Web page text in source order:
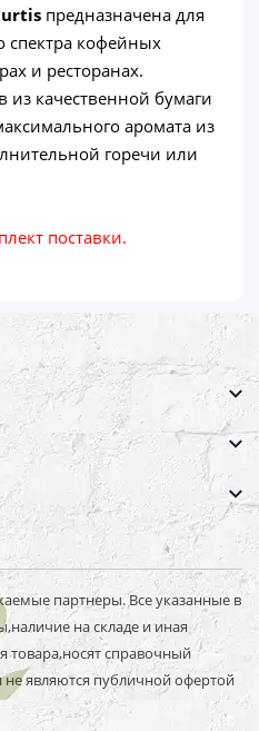
предназначена для
спектра кофейных
и ресторанах.
качественной бумаги
аромата из
горечи или
поставки.
партнеры. Все указанные в
на складе и иная
справочный
являются публичной офертой